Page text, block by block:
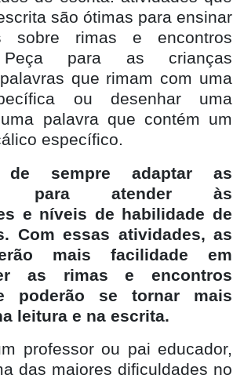
são ótimas para ensinar
sobre rimas e encontros
Peça para as crianças
que rimam com uma
ou desenhar uma
palavra que contém um
específico.
de sempre adaptar as
para atender às
e níveis de habilidade de
Com essas atividades, as
mais facilidade em
as rimas e encontros
poderão se tornar mais
leitura e na escrita.
professor ou pai educador,
das maiores dificuldades no